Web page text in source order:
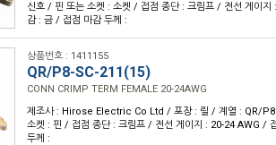
신호 / 핀 또는 소켓 : 소켓 / 접점 종단 : 크림프 / 전선 게이
감 : 금 / 접점 마감 두께 :
상품번호 : 1411155
QR/P8-SC-211(15)
CONN CRIMP TERM FEMALE 20-24AWG
제조사 : Hirose Electric Co Ltd / 포장 : 릴 / 계열 : QR/P8
소켓 : 핀 / 접점 종단 : 크림프 / 전선 게이지 : 20-24 AWG /
두께 :